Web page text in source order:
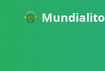
Mundialito